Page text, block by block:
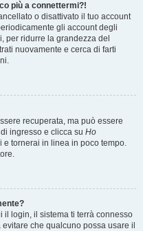
più a connettermi?!
o disattivato il tuo account
gli account degli
per ridurre la grandezza del
nuovamente e cerca di farti
recuperata, ma può essere
ingresso e clicca su Ho
e tornerai in linea in poco tempo.
il login, il sistema ti terrà connesso
che qualcuno possa usare il